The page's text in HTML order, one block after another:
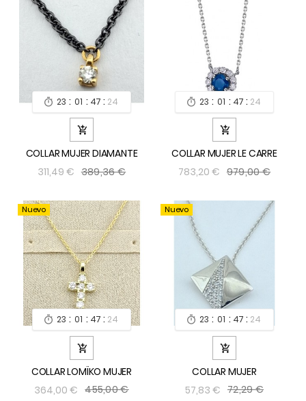
 23 : 01 : 47 : 24

COLLAR MUJER DIAMANTE
311,49 € 389,36 €
 23 : 01 : 47 : 24

COLLAR MUJER LE CARRE
783,20 € 979,00 €
Nuevo
 23 : 01 : 47 : 24

COLLAR LOMÏKO MUJER
364,00 € 455,00 €
Nuevo
 23 : 01 : 47 : 24

COLLAR MUJER
57,83 € 72,29 €